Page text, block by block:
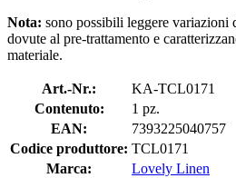
Nota: sono possibili leggere variazioni
dovute al pre-trattamento e
materiale.
Art.-Nr.:
KA-TCL0171
Contenuto:
1 pz.
EAN:
7393225040757
Codice produttore: TCL0171
Marca:
Lovely Linen